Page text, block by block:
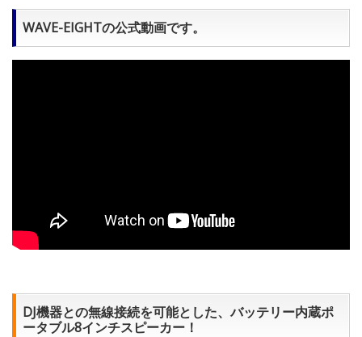
WAVE-EIGHTの公式動画です。
DJ機器との無線接続を可能とした、バッテリー内蔵ポ
ータブル8インチスピーカー！